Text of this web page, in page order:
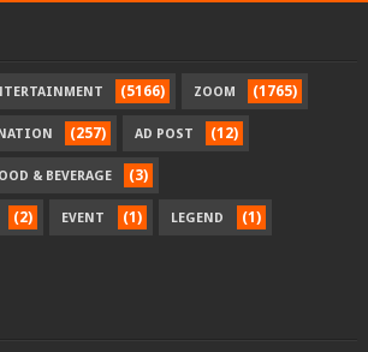
(5166) ZOOM (1765)
(257) AD POST (12)
& BEVERAGE (3)
(2) EVENT (1) LEGEND (1)